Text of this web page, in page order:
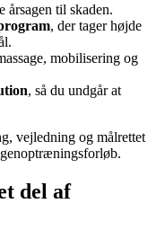
årsagen til skaden.
, der tager højde
mobilisering og
, så du undgår at
vejledning og målrettet
del af